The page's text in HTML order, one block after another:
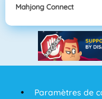
Mahjong Connect
Paramètres de